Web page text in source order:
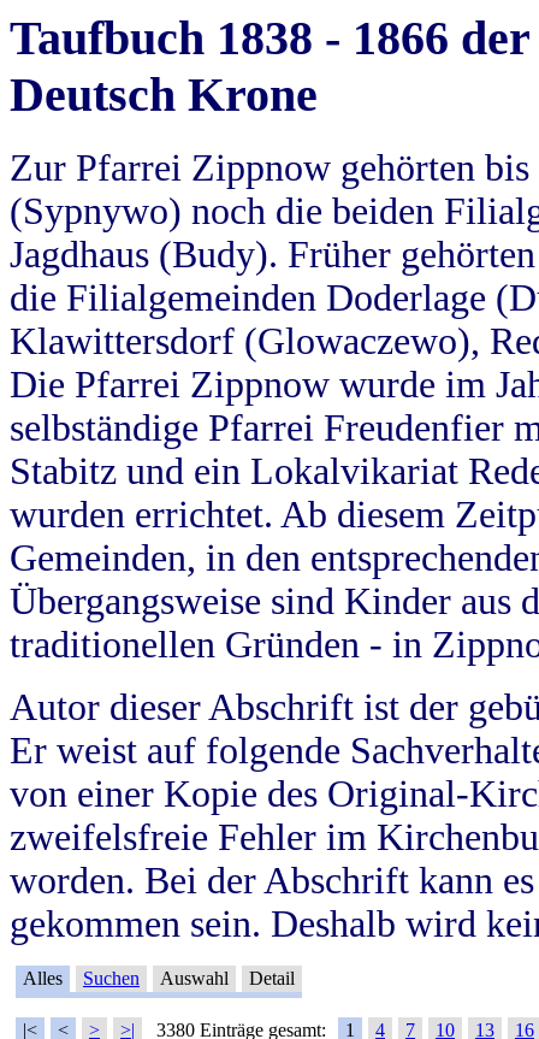
Taufbuch 1838 - 1866
Deutsch Krone
Zur Pfarrei Zippnow gehörten
(Sypnywo) noch die beiden
Jagdhaus (Budy). Früher
die Filialgemeinden Doderlage
Klawittersdorf (Glowaczewo),
Die Pfarrei Zippnow wurde im
selbständige Pfarrei Freudenfier
Stabitz und ein Lokalvikariat
wurden errichtet. Ab diesem
Gemeinden, in den
Übergangsweise sind Kinder aus
traditionellen Gründen - in
Autor dieser Abschrift ist der
Er weist auf folgende
von einer Kopie des Original-
zweifelsfreie Fehler im
worden. Bei der Abschrift kann
gekommen sein. Deshalb wird
Alles Suchen Auswahl Detail
|< < > >| 3380 Einträge gesamt: 1 4 7 10 13
16